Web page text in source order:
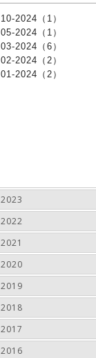
10-2024（1）
05-2024（1）
03-2024（6）
02-2024（2）
01-2024（2）
2023
2022
2021
2020
2019
2018
2017
2016